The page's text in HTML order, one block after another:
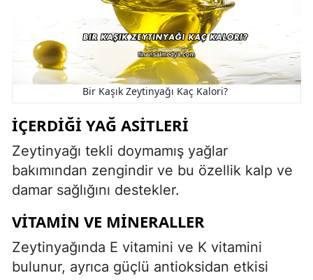
Bir Kaşık Zeytinyağı Kaç Kalori?
İÇERDIĞI YAĞ ASITLERI
Zeytinyağı tekli doymamış yağlar
bakımından zengindir ve bu özellik kalp ve
damar sağlığını destekler.
VITAMIN VE MINERALLER
Zeytinyağında E vitamini ve K vitamini
bulunur, ayrıca güçlü antioksidan etkisi